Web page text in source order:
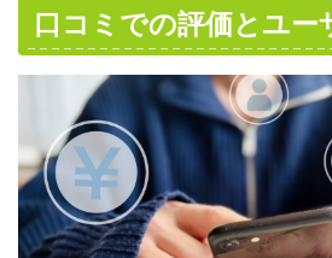
口コミでの評価とユー